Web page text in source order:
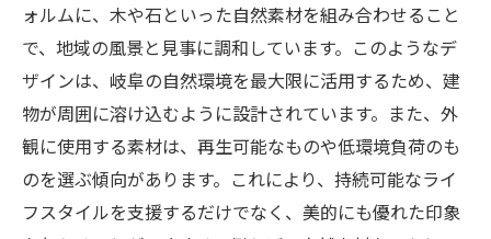
ォルムに、木や石といった自然素材を組み合わせること
で、地域の風景と見事に調和しています。このようなデ
ザインは、岐阜の自然環境を最大限に活用するため、建
物が周囲に溶け込むように設計されています。また、外
観に使用する素材は、再生可能なものや低環境負荷のも
のを選ぶ傾向があります。これにより、持続可能なライ
フスタイルを支援するだけでなく、美的にも優れた印象